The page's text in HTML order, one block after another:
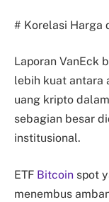
# Korelasi Harga
Laporan VanEck
lebih kuat antara
uang kripto
sebagian besar
institusional.
ETF Bitcoin spot
menembus